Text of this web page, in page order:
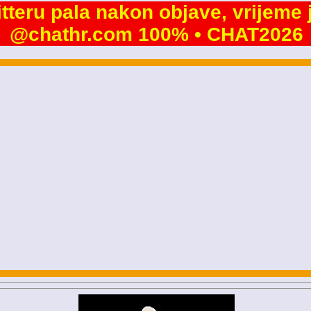
pala nakon objave, vrijeme
@chathr.com 100% • CHAT2026